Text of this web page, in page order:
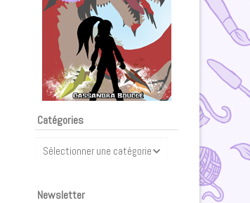
Catégories
Newsletter